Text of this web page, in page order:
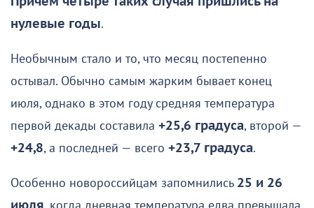
нулевые годы.
Необычным стало и то, что месяц постепенно
остывал. Обычно самым жарким бывает конец
июля, однако в этом году средняя температура
первой декады составила +25,6 градуса, второй —
+24,8, а последней — всего +23,7 градуса.
Особенно новороссийцам запомнились 25 и 26